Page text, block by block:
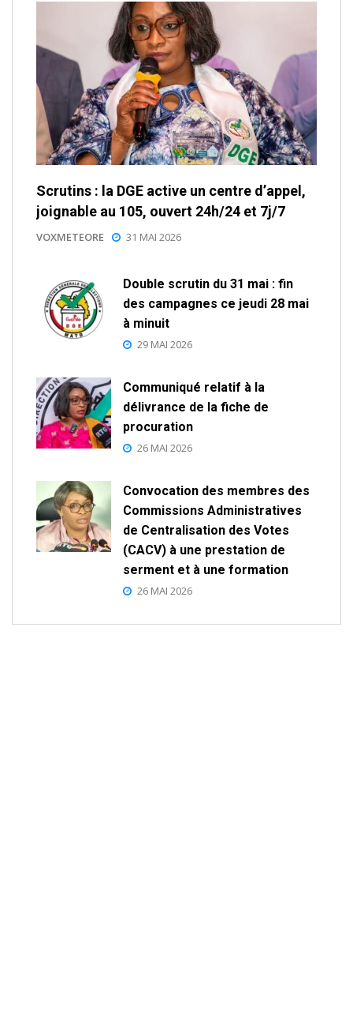
Scrutins : la DGE active un centre d’appel,
joignable au 105, ouvert 24h/24 et 7j/7
VOXMETEORE 31 MAI 2026
Double scrutin du 31 mai : fin
des campagnes ce jeudi 28 mai
à minuit
29 MAI 2026
Communiqué relatif à la
délivrance de la fiche de
procuration
26 MAI 2026
Convocation des membres des
Commissions Administratives
de Centralisation des Votes
(CACV) à une prestation de
serment et à une formation
26 MAI 2026